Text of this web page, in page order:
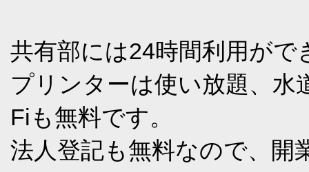
共有部には24時間利用が
プリンターは使い放題、水
Fiも無料です。
法人登記も無料なので、開